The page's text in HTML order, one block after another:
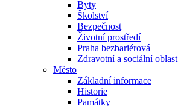
Byty
Školství
Bezpečnost
Životní prostředí
Praha bezbariérová
Zdravotní a sociální oblast
Město
Základní informace
Historie
Památky